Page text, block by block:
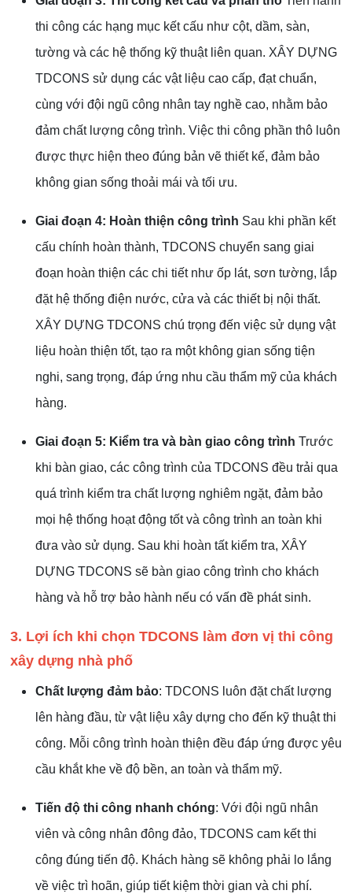
thi công các hạng mục kết cấu như cột, dầm, sàn,
tường và các hệ thống kỹ thuật liên quan. XÂY DỰNG
TDCONS sử dụng các vật liệu cao cấp, đạt chuẩn,
cùng với đội ngũ công nhân tay nghề cao, nhằm bảo
đảm chất lượng công trình. Việc thi công phần thô luôn
được thực hiện theo đúng bản vẽ thiết kế, đảm bảo
không gian sống thoải mái và tối ưu.
Giai đoạn 4: Hoàn thiện công trình Sau khi phần kết
cấu chính hoàn thành, TDCONS chuyển sang giai
đoạn hoàn thiện các chi tiết như ốp lát, sơn tường, lắp
đặt hệ thống điện nước, cửa và các thiết bị nội thất.
XÂY DỰNG TDCONS chú trọng đến việc sử dụng vật
liệu hoàn thiện tốt, tạo ra một không gian sống tiện
nghi, sang trọng, đáp ứng nhu cầu thẩm mỹ của khách
hàng.
Giai đoạn 5: Kiểm tra và bàn giao công trình Trước
khi bàn giao, các công trình của TDCONS đều trải qua
quá trình kiểm tra chất lượng nghiêm ngặt, đảm bảo
mọi hệ thống hoạt động tốt và công trình an toàn khi
đưa vào sử dụng. Sau khi hoàn tất kiểm tra, XÂY
DỰNG TDCONS sẽ bàn giao công trình cho khách
hàng và hỗ trợ bảo hành nếu có vấn đề phát sinh.
3. Lợi ích khi chọn TDCONS làm đơn vị thi công
xây dựng nhà phố
Chất lượng đảm bảo: TDCONS luôn đặt chất lượng
lên hàng đầu, từ vật liệu xây dựng cho đến kỹ thuật thi
công. Mỗi công trình hoàn thiện đều đáp ứng được yêu
cầu khắt khe về độ bền, an toàn và thẩm mỹ.
Tiến độ thi công nhanh chóng: Với đội ngũ nhân
viên và công nhân đông đảo, TDCONS cam kết thi
công đúng tiến độ. Khách hàng sẽ không phải lo lắng
về việc trì hoãn, giúp tiết kiệm thời gian và chi phí.